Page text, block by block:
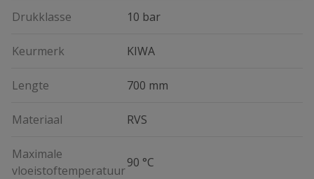
Drukklasse 10 bar
Keurmerk KIWA
Lengte 700 mm
Materiaal RVS
Maximale
vloeistoftemperatuur
90 °C